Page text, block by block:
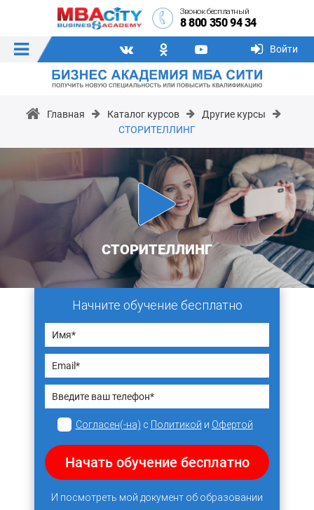
Звонок бесплатный
8 800 350 94 34
Войти
Главная Каталог курсов
Другие курсы
СТОРИТЕЛЛИНГ
СТОРИТЕЛЛИНГ
Начните обучение бесплатно
Согласен(-на) с Политикой и Офертой
Начать обучение бесплатно
И посмотреть мой документ об образовании